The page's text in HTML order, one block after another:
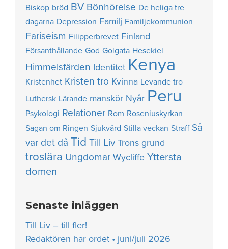
Biskop bröd BV Bönhörelse De heliga tre
dagarna Depression Familj Familjekommunion
Fariseism Filipperbrevet Finland
Försanthållande God Golgata Hesekiel
Himmelsfärden Identitet Kenya
Kristenhet Kristen tro Kvinna Levande tro
Luthersk Lärande manskör Nyår Peru
Psykologi Relationer Rom Roseniuskyrkan
Sagan om Ringen Sjukvård Stilla veckan Straff Så
var det då Tid Till Liv Trons grund
troslära Ungdomar Wycliffe Yttersta
domen
Senaste inläggen
Till Liv – till fler!
Redaktören har ordet • juni/juli 2026